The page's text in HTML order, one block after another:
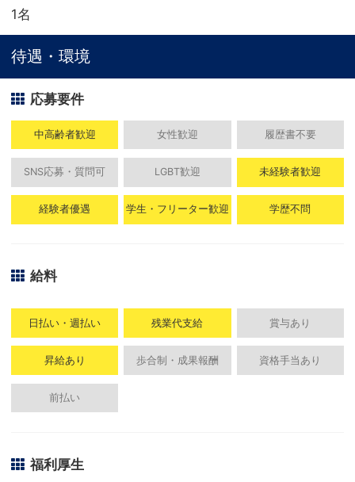
1名
待遇・環境
応募要件
中高齢者歓迎 女性歓迎 履歴書不要
SNS応募・質問可 LGBT歓迎 未経験者歓迎
経験者優遇 学生・フリーター歓迎 学歴不問
給料
日払い・週払い 残業代支給 賞与あり
昇給あり 歩合制・成果報酬 資格手当あり
前払い
福利厚生